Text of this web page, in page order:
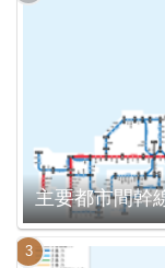
主要都市間幹